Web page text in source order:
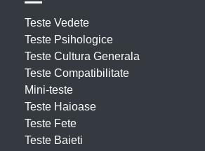
Teste Vedete
Teste Psihologice
Teste Cultura Generala
Teste Compatibilitate
Mini-teste
Teste Haioase
Teste Fete
Teste Baieti